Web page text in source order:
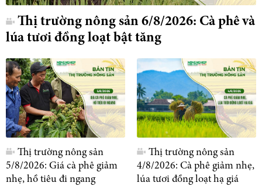
Thị trường nông sản 6/8/2026: Cà phê và
lúa tươi đồng loạt bật tăng
Thị trường nông sản
5/8/2026: Giá cà phê giảm
nhẹ, hồ tiêu đi ngang
Thị trường nông sản
4/8/2026: Cà phê giảm nhẹ,
lúa tươi đồng loạt hạ giá